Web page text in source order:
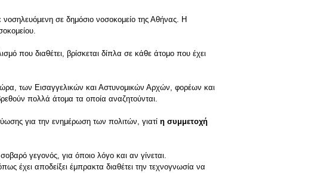
σε δημόσιο νοσοκομείο της Αθήνας. Η
που διαθέτει, βρίσκεται δίπλα σε κάθε άτομο που έχει
των Εισαγγελικών και Αστυνομικών Αρχών, φορέων και
πολλά άτομα τα οποία αναζητούνται.
για την ενημέρωση των πολιτών, γιατί η συμμετοχή
γεγονός, για όποιο λόγο και αν γίνεται.
έχει αποδείξει έμπρακτα διαθέτει την τεχνογνωσία να